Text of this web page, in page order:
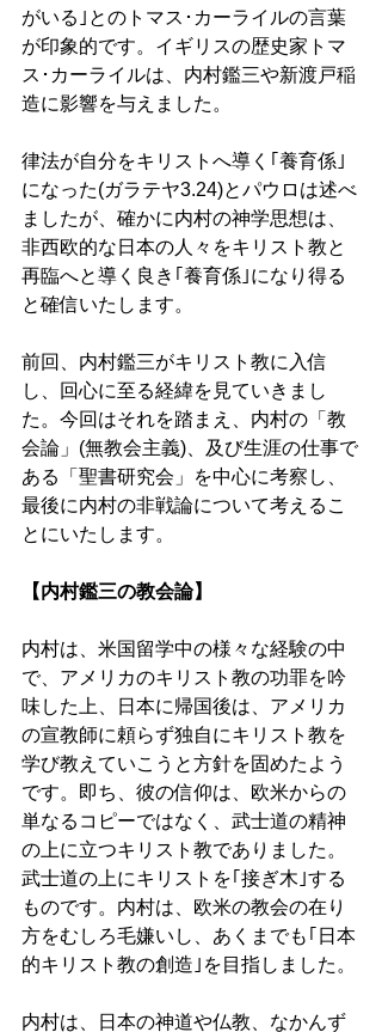
がいる｣とのトマス･カーライルの言葉
が印象的です。イギリスの歴史家トマ
ス･カーライルは、内村鑑三や新渡戸稲
造に影響を与えました。
律法が自分をキリストへ導く｢養育係｣
になった(ガラテヤ3.24)とパウロは述べ
ましたが、確かに内村の神学思想は、
非西欧的な日本の人々をキリスト教と
再臨へと導く良き｢養育係｣になり得る
と確信いたします。
前回、内村鑑三がキリスト教に入信
し、回心に至る経緯を見ていきまし
た。今回はそれを踏まえ、内村の「教
会論」(無教会主義)、及び生涯の仕事で
ある「聖書研究会」を中心に考察し、
最後に内村の非戦論について考えるこ
とにいたします。
【内村鑑三の教会論】
内村は、米国留学中の様々な経験の中
で、アメリカのキリスト教の功罪を吟
味した上、日本に帰国後は、アメリカ
の宣教師に頼らず独自にキリスト教を
学び教えていこうと方針を固めたよう
です。即ち、彼の信仰は、欧米からの
単なるコピーではなく、武士道の精神
の上に立つキリスト教でありました。
武士道の上にキリストを｢接ぎ木｣する
ものです。内村は、欧米の教会の在り
方をむしろ毛嫌いし、あくまでも｢日本
的キリスト教の創造｣を目指しました。
内村は、日本の神道や仏教、なかんず